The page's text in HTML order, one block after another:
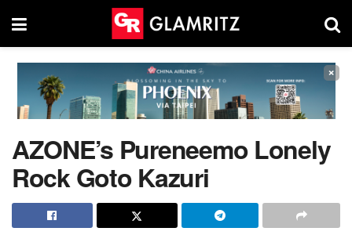
×
AZONE’s Pureneemo Lonely
Rock Goto Kazuri